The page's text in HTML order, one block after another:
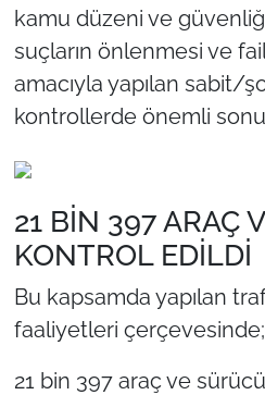
kamu düzeni ve
suçların önlenmesi ve
amacıyla yapılan sabit/
kontrollerde önemli
21 BİN 397 ARAÇ
KONTROL EDİLDİ
Bu kapsamda yapılan
faaliyetleri çerçevesinde;
21 bin 397 araç ve